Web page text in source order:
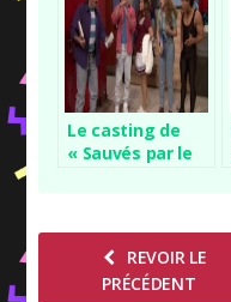
Le casting de
« Sauvés par le
REVOIR LE
PRÉCÉDENT